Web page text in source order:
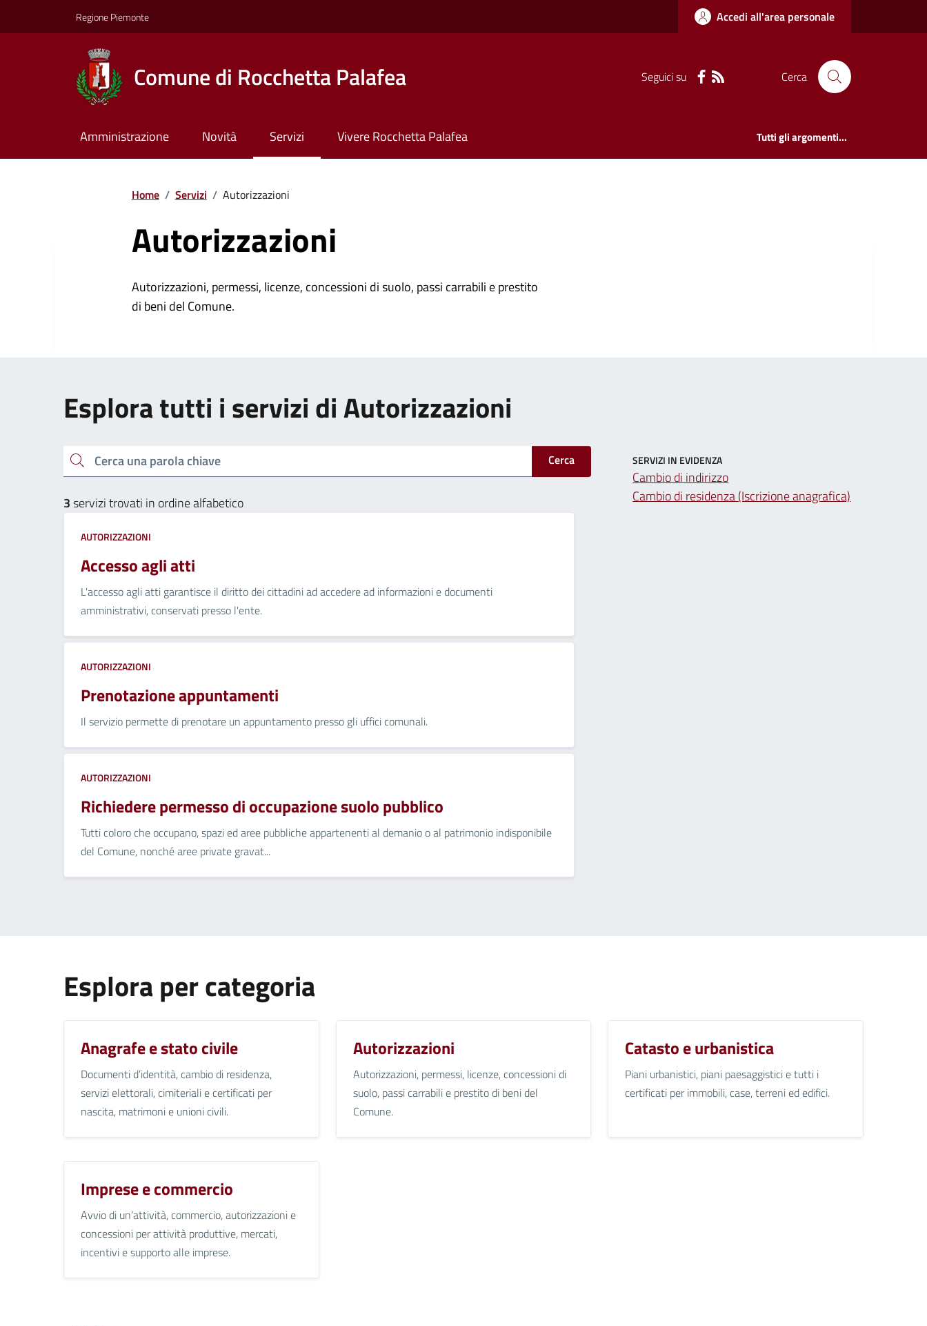
Regione Piemonte Accedi all'area personale
Comune di Rocchetta Palafea Seguici su Cerca
Amministrazione Novità Servizi Vivere Rocchetta Palafea Tutti gli argomenti...
Home / Servizi / Autorizzazioni
Autorizzazioni
Autorizzazioni, permessi, licenze, concessioni di suolo, passi carrabili e prestito
di beni del Comune.
Esplora tutti i servizi di Autorizzazioni
Cerca una parola chiave Cerca
3servizi trovati in ordine alfabetico
AUTORIZZAZIONI
Accesso agli atti
L'accesso agli atti garantisce il diritto dei cittadini ad accedere ad informazioni e documenti
amministrativi, conservati presso l'ente.
AUTORIZZAZIONI
Prenotazione appuntamenti
Il servizio permette di prenotare un appuntamento presso gli uffici comunali.
AUTORIZZAZIONI
Richiedere permesso di occupazione suolo pubblico
Tutti coloro che occupano, spazi ed aree pubbliche appartenenti al demanio o al patrimonio indisponibile
del Comune, nonché aree private gravat...
SERVIZI IN EVIDENZA
Cambio di indirizzo
Cambio di residenza (Iscrizione anagrafica)
Esplora per categoria
Anagrafe e stato civile
Documenti d’identità, cambio di residenza,
servizi elettorali, cimiteriali e certificati per
nascita, matrimoni e unioni civili.
Autorizzazioni
Autorizzazioni, permessi, licenze, concessioni di
suolo, passi carrabili e prestito di beni del
Comune.
Catasto e urbanistica
Piani urbanistici, piani paesaggistici e tutti i
certificati per immobili, case, terreni ed edifici.
Imprese e commercio
Avvio di un’attività, commercio, autorizzazioni e
concessioni per attività produttive, mercati,
incentivi e supporto alle imprese.